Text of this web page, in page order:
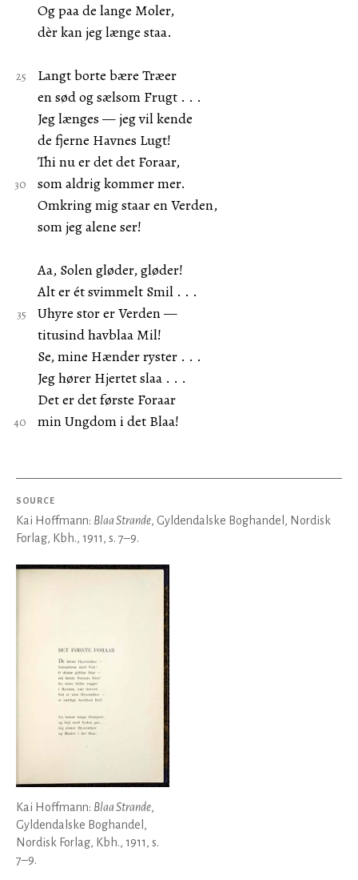
Og paa de lange Moler,
dèr kan jeg længe staa.
Langt borte bære Træer
en sød og sælsom Frugt . . .
Jeg længes — jeg vil kende
de fjerne Havnes Lugt!
Thi nu er det det Foraar,
som aldrig kommer mer.
Omkring mig staar en Verden,
som jeg alene ser!
Aa, Solen gløder, gløder!
Alt er ét svimmelt Smil . . .
Uhyre stor er Verden —
titusind havblaa Mil!
Se, mine Hænder ryster . . .
Jeg hører Hjertet slaa . . .
Det er det første Foraar
min Ungdom i det Blaa!
SOURCE
Kai Hoffmann: Blaa Strande, Gyldendalske Boghandel, Nordisk
Forlag, Kbh., 1911, s. 7–9.
Kai Hoffmann: Blaa Strande,
Gyldendalske Boghandel,
Nordisk Forlag, Kbh., 1911, s.
7–9.